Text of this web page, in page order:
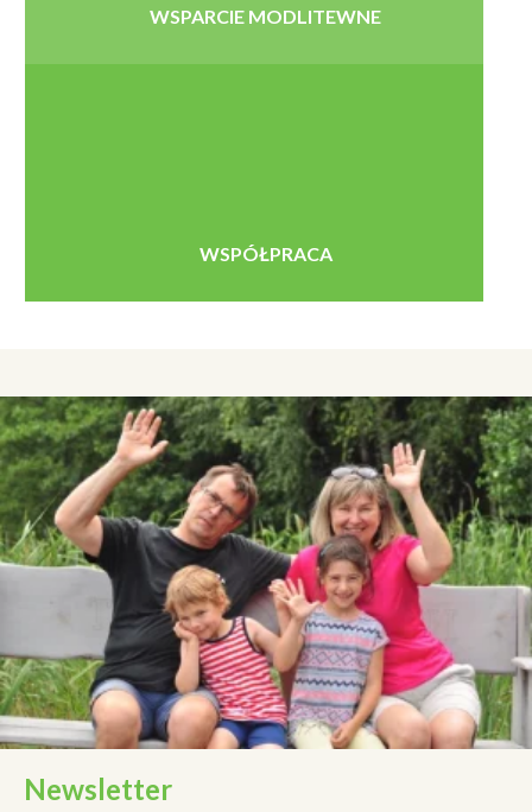
WSPARCIE MODLITEWNE
WSPÓŁPRACA
Newsletter